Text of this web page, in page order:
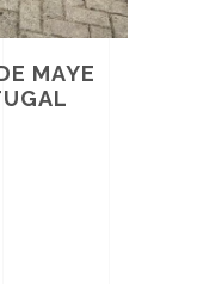
MAYE